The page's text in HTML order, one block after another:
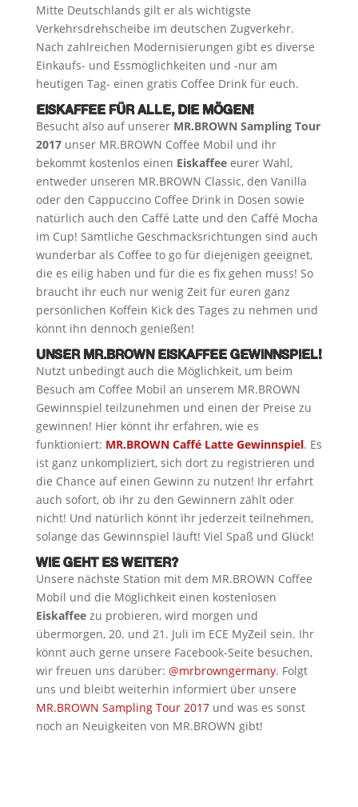
Mitte Deutschlands gilt er als wichtigste
Verkehrsdrehscheibe im deutschen Zugverkehr.
Nach zahlreichen Modernisierungen gibt es diverse
Einkaufs- und Essmöglichkeiten und -nur am
heutigen Tag- einen gratis Coffee Drink für euch.
EISKAFFEE FÜR ALLE, DIE MÖGEN!
Besucht also auf unserer MR.BROWN Sampling Tour
2017unser MR.BROWN Coffee Mobil und ihr
bekommt kostenlos einen Eiskaffeeeurer Wahl,
entweder unseren MR.BROWN Classic, den Vanilla
oder den Cappuccino Coffee Drink in Dosen sowie
natürlich auch den Caffé Latte und den Caffé Mocha
im Cup! Sämtliche Geschmacksrichtungen sind auch
wunderbar als Coffee to go für diejenigen geeignet,
die es eilig haben und für die es fix gehen muss! So
braucht ihr euch nur wenig Zeit für euren ganz
persönlichen Koffein Kick des Tages zu nehmen und
könnt ihn dennoch genießen!
UNSER MR.BROWN EISKAFFEE GEWINNSPIEL!
Nutzt unbedingt auch die Möglichkeit, um beim
Besuch am Coffee Mobil an unserem MR.BROWN
Gewinnspiel teilzunehmen und einen der Preise zu
gewinnen! Hier könnt ihr erfahren, wie es
funktioniert: MR.BROWN Caffé Latte Gewinnspiel. Es
ist ganz unkompliziert, sich dort zu registrieren und
die Chance auf einen Gewinn zu nutzen! Ihr erfahrt
auch sofort, ob ihr zu den Gewinnern zählt oder
nicht! Und natürlich könnt ihr jederzeit teilnehmen,
solange das Gewinnspiel läuft! Viel Spaß und Glück!
WIE GEHT ES WEITER?
Unsere nächste Station mit dem MR.BROWN Coffee
Mobil und die Möglichkeit einen kostenlosen
Eiskaffeezu probieren, wird morgen und
übermorgen, 20. und 21. Juli im ECE MyZeil sein. Ihr
könnt auch gerne unsere Facebook-Seite besuchen,
wir freuen uns darüber: @mrbrowngermany. Folgt
uns und bleibt weiterhin informiert über unsere
MR.BROWN Sampling Tour 2017und was es sonst
noch an Neuigkeiten von MR.BROWN gibt!